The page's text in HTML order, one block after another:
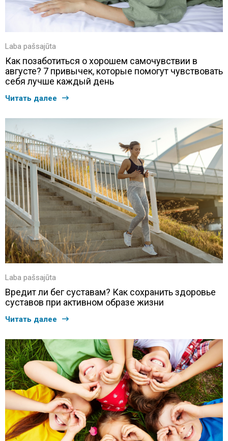
Laba pašsajūta
Как позаботиться о хорошем самочувствии в
августе? 7 привычек, которые помогут чувствовать
себя лучше каждый день
Читать далее
Laba pašsajūta
Вредит ли бег суставам? Как сохранить здоровье
суставов при активном образе жизни
Читать далее